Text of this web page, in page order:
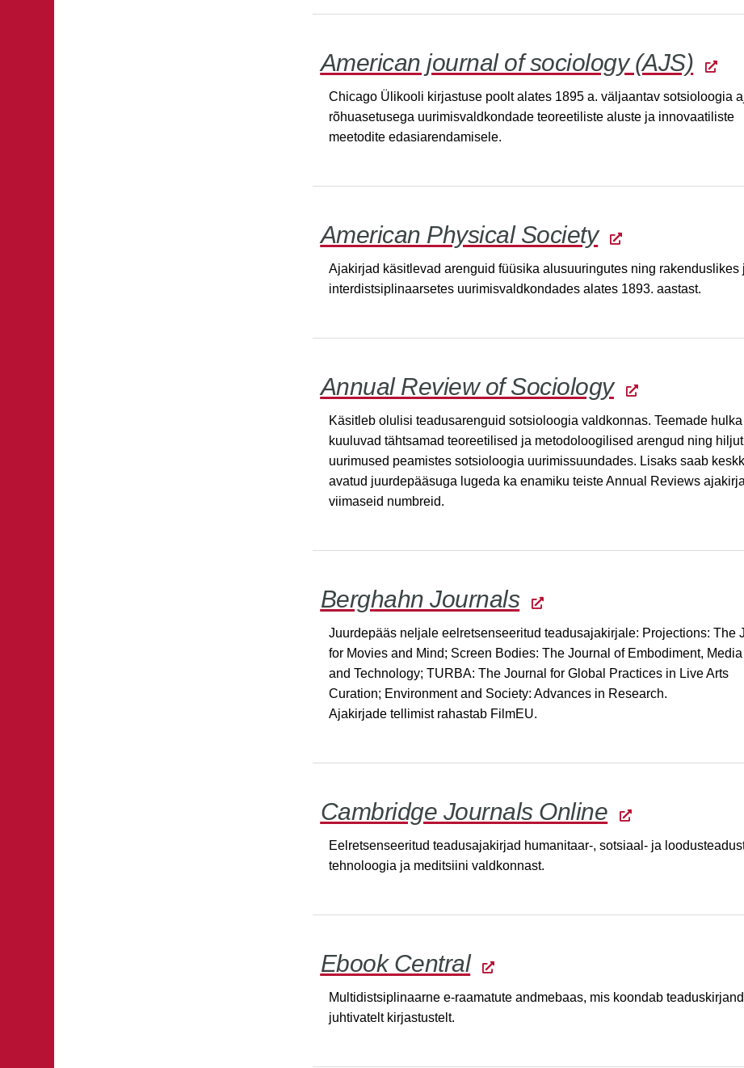
American journal of sociology (AJS)
Chicago Ülikooli kirjastuse poolt alates 1895 a. väljaantav sotsioloogia
rõhuasetusega uurimisvaldkondade teoreetiliste aluste ja innovaatiliste
meetodite edasiarendamisele.
American Physical Society
Ajakirjad käsitlevad arenguid füüsika alusuuringutes ning rakenduslikes
interdistsiplinaarsetes uurimisvaldkondades alates 1893. aastast.
Annual Review of Sociology
Käsitleb olulisi teadusarenguid sotsioloogia valdkonnas. Teemade hulka
kuuluvad tähtsamad teoreetilised ja metodoloogilised arengud ning
uurimused peamistes sotsioloogia uurimissuundades. Lisaks saab
avatud juurdepääsuga lugeda ka enamiku teiste Annual Reviews
viimaseid numbreid.
Berghahn Journals
Juurdepääs neljale eelretsenseeritud teadusajakirjale: Projections: The
for Movies and Mind; Screen Bodies: The Journal of Embodiment, Media
and Technology; TURBA: The Journal for Global Practices in Live Arts
Curation; Environment and Society: Advances in Research.
Ajakirjade tellimist rahastab FilmEU.
Cambridge Journals Online
Eelretsenseeritud teadusajakirjad humanitaar-, sotsiaal- ja
tehnoloogia ja meditsiini valdkonnast.
Ebook Central
Multidistsiplinaarne e-raamatute andmebaas, mis koondab
juhtivatelt kirjastustelt.